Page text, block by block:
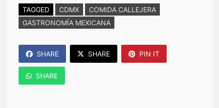
TAGGED CDMX
COMIDA CALLEJERA
GASTRONOMÍA MEXICANA
SHARE SHARE PIN IT
SHARE